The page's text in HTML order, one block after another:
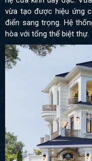
vừa tạo được hiệu ứng
điển sang trọng. Hệ
hòa với tổng thể biệt thự.